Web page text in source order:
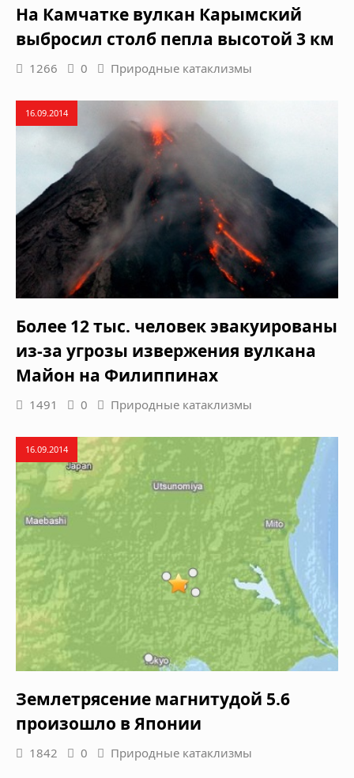
На Камчатке вулкан Карымский
выбросил столб пепла высотой 3 км
1266 0 Природные катаклизмы
16.09.2014
Более 12 тыс. человек эвакуированы
из-за угрозы извержения вулкана
Майон на Филиппинах
1491 0 Природные катаклизмы
16.09.2014
Землетрясение магнитудой 5.6
произошло в Японии
1842 0 Природные катаклизмы